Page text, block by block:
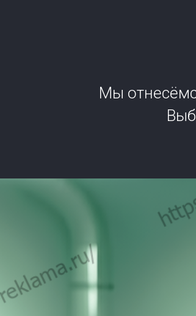
Мы